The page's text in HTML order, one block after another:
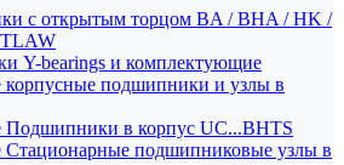
с открытым торцом BA / BHA / HK /
Y-bearings и комплектующие
корпусные подшипники и узлы в
Подшипники в корпус UC...BHTS
Стационарные подшипниковые узлы в